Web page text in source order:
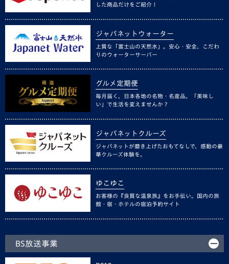
した商品だけをご紹介！
ジャパネットウォーター
上質な「富士山の天然水」。安心・安全、こだわ
りのウォーターサーバー
グルメ定期便
毎月届く、日本各地の名物・名産品。「美味し
い」で生活を変えませんか？
ジャパネットクルーズ
ジャパネットが磨き上げたおもてなしで、感動の豪
華クルーズ体験を。
ゆこゆこ
お客様の『良質な温泉旅』をお手伝い。国内の旅
館・宿・ホテルの宿泊予約サイト
BS放送事業